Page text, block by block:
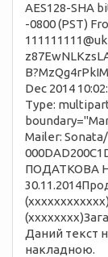
AES128-SHA
-0800 (PST)
Dec 2014
Type:
Mailer: Sonata/
ПОДАТКОВА
Даний текст
накладною.